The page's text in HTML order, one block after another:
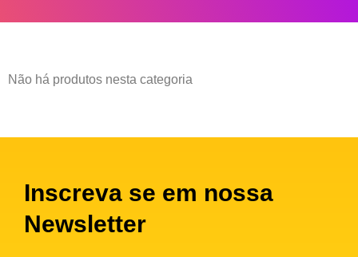
Não há produtos nesta categoria
Inscreva se em nossa
Newsletter